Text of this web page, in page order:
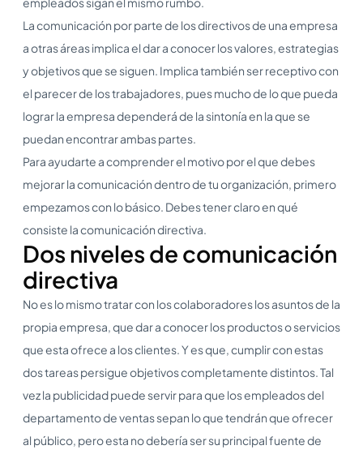
La comunicación por parte de los directivos de una empresa
a otras áreas implica el dar a conocer los valores, estrategias
y objetivos que se siguen. Implica también ser receptivo con
el parecer de los trabajadores, pues mucho de lo que pueda
lograr la empresa dependerá de la sintonía en la que se
puedan encontrar ambas partes.
Para ayudarte a comprender el motivo por el que debes
mejorar la comunicación dentro de tu organización, primero
empezamos con lo básico. Debes tener claro en qué
consiste la comunicación directiva.
Dos niveles de comunicación
directiva
No es lo mismo tratar con los colaboradores los asuntos de la
propia empresa, que dar a conocer los productos o servicios
que esta ofrece a los clientes. Y es que, cumplir con estas
dos tareas persigue objetivos completamente distintos. Tal
vez la publicidad puede servir para que los empleados del
departamento de ventas sepan lo que tendrán que ofrecer
al público, pero esta no debería ser su principal fuente de